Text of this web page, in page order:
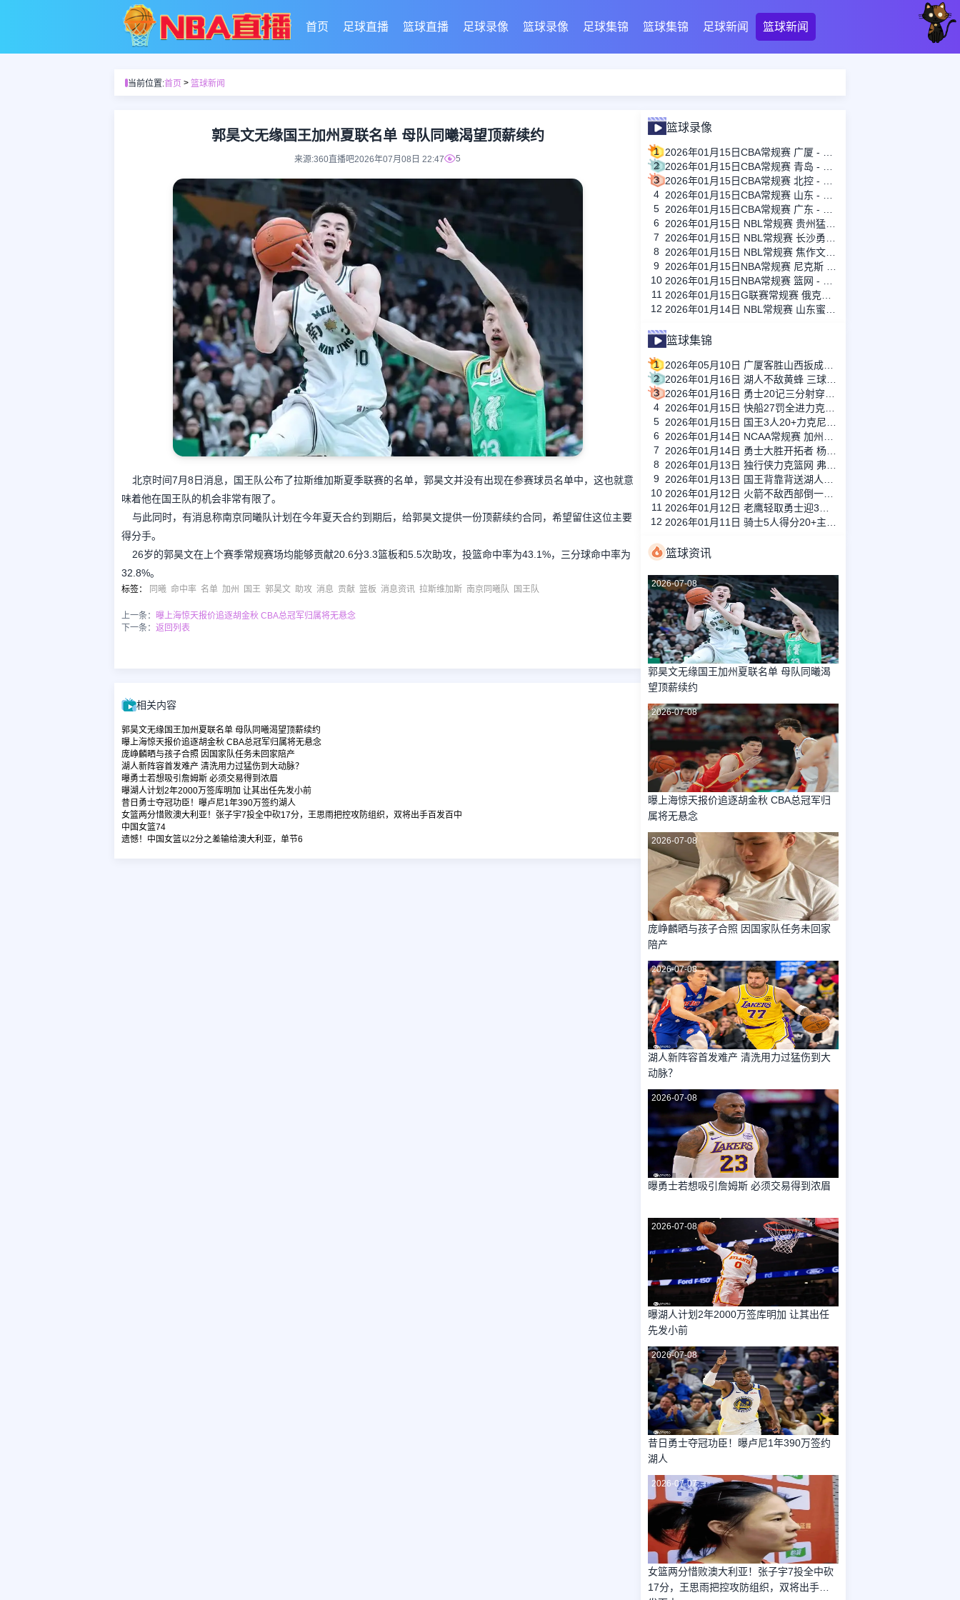
首页 足球直播 篮球直播 足球录像 篮球录像 足球集锦 篮球集锦 足球新闻 篮球新闻
当前位置:首页 > 篮球新闻
郭昊文无缘国王加州夏联名单 母队同曦渴望顶薪续约
来源:360直播吧2026年07月08日 22:47 5
北京时间7月8日消息，国王队公布了拉斯维加斯夏季联赛的名单，郭昊文并没有出现在参赛球员名单中，这也就意
味着他在国王队的机会非常有限了。
与此同时，有消息称南京同曦队计划在今年夏天合约到期后，给郭昊文提供一份顶薪续约合同，希望留住这位主要
得分手。
26岁的郭昊文在上个赛季常规赛场均能够贡献20.6分3.3篮板和5.5次助攻，投篮命中率为43.1%，三分球命中率为
32.8%。
标签： 同曦 命中率 名单 加州 国王 郭昊文 助攻 消息 贡献 篮板 消息资讯 拉斯维加斯 南京同曦队 国王队
上一条： 曝上海惊天报价追逐胡金秋 CBA总冠军归属将无悬念
下一条： 返回列表
相关内容
郭昊文无缘国王加州夏联名单 母队同曦渴望顶薪续约
曝上海惊天报价追逐胡金秋 CBA总冠军归属将无悬念
庞峥麟晒与孩子合照 因国家队任务未回家陪产
湖人新阵容首发难产 清洗用力过猛伤到大动脉？
曝勇士若想吸引詹姆斯 必须交易得到浓眉
曝湖人计划2年2000万签库明加 让其出任先发小前
昔日勇士夺冠功臣！曝卢尼1年390万签约湖人
女篮两分惜败澳大利亚！张子宇7投全中砍17分，王思雨把控攻防组织，双将出手百发百中
中国女篮74
遗憾！中国女篮以2分之差输给澳大利亚，单节6
篮球录像
1
2
3
4
5
6
7
8
9
10
11
12
篮球集锦
1
2
3
4
5
6
7
8
9
10
11
12
篮球资讯
2026-07-08
郭昊文无缘国王加州夏联名单 母队同曦渴
望顶薪续约
2026-07-08
曝上海惊天报价追逐胡金秋 CBA总冠军归
属将无悬念
2026-07-08
庞峥麟晒与孩子合照 因国家队任务未回家
陪产
2026-07-08
湖人新阵容首发难产 清洗用力过猛伤到大
动脉？
2026-07-08
曝勇士若想吸引詹姆斯 必须交易得到浓眉
2026-07-08
曝湖人计划2年2000万签库明加 让其出任
先发小前
2026-07-08
昔日勇士夺冠功臣！曝卢尼1年390万签约
湖人
2026-07-07
女篮两分惜败澳大利亚！张子宇7投全中砍
17分，王思雨把控攻防组织，双将出手百